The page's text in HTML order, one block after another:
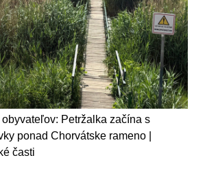
Petržalka začína s
ponad Chorvátske rameno |
časti